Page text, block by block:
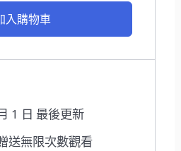
入購物車
1 日 最後更新
送無限次數觀看